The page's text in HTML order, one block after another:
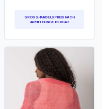
GROSSHANDELSPREIS NACH A
NMELDUNG SICHTBAR